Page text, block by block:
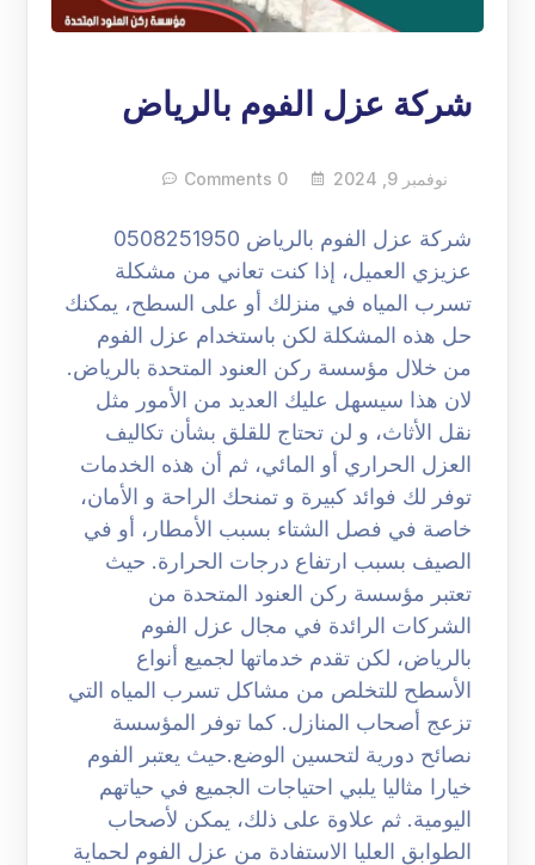
شركة عزل الفوم بالرياض
نوفمبر 9, 2024 0 Comments
شركة عزل الفوم بالرياض 0508251950
عزيزي العميل، إذا كنت تعاني من مشكلة
تسرب المياه في منزلك أو على السطح، يمكنك
حل هذه المشكلة لكن باستخدام عزل الفوم
من خلال مؤسسة ركن العنود المتحدة بالرياض.
لان هذا سيسهل عليك العديد من الأمور مثل
نقل الأثاث، و لن تحتاج للقلق بشأن تكاليف
العزل الحراري أو المائي، ثم أن هذه الخدمات
توفر لك فوائد كبيرة و تمنحك الراحة و الأمان،
خاصة في فصل الشتاء بسبب الأمطار، أو في
الصيف بسبب ارتفاع درجات الحرارة. حيث
تعتبر مؤسسة ركن العنود المتحدة من
الشركات الرائدة في مجال عزل الفوم
بالرياض، لكن تقدم خدماتها لجميع أنواع
الأسطح للتخلص من مشاكل تسرب المياه التي
تزعج أصحاب المنازل. كما توفر المؤسسة
نصائح دورية لتحسين الوضع.حيث يعتبر الفوم
خيارا مثاليا يلبي احتياجات الجميع في حياتهم
اليومية. ثم علاوة على ذلك، يمكن لأصحاب
الطوابق العليا الاستفادة من عزل الفوم لحماية